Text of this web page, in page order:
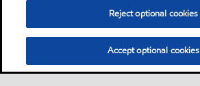
Reject optional cookies
Accept optional cookies